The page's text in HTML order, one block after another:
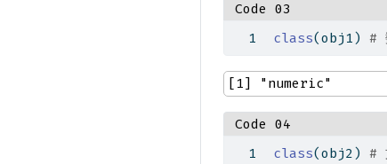
Code 03
class(obj1) #
[1] "numeric"
Code 04
class(obj2) #